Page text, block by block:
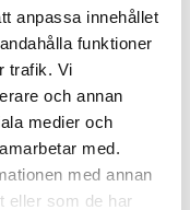
anpassa innehållet
funktioner
trafik. Vi
och annan
medier och
med.
med annan
eller som de har